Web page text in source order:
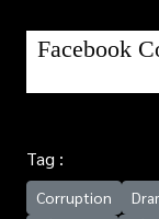
Facebook
Tag :
Corruption